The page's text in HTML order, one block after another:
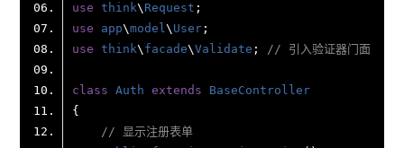
use think\ Request
use
app\model\ User
use think\ facade\Validate ; // 引入验证器门面
class Auth extends
BaseController
// 显示注册表单